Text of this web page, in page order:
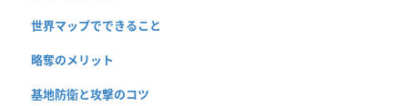
世界マップでできること
略奪のメリット
基地防衛と攻撃のコツ